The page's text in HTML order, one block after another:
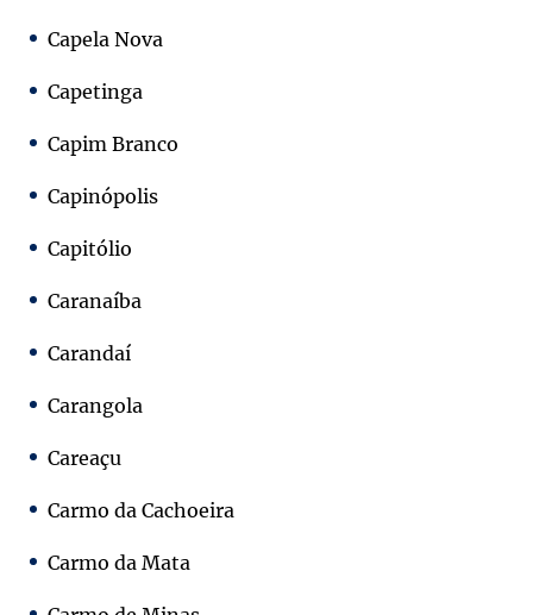
Capela Nova
Capetinga
Capim Branco
Capinópolis
Capitólio
Caranaíba
Carandaí
Carangola
Careaçu
Carmo da Cachoeira
Carmo da Mata